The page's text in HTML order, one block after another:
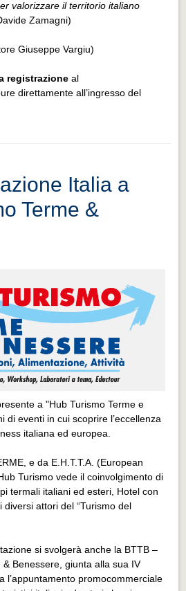
valorizzare il territorio italiano
Zamagni)
Giuseppe Vargiu)
registrazione al
direttamente all’ingresso del
Italia a
Terme &
a "Hub Turismo Terme e
di eventi in cui scoprire l’eccellenza
italiana ed europea.
e da E.H.T.T.A. (European
Turismo vede il coinvolgimento di
termali italiani ed esteri, Hotel con
attori del “Turismo del
si svolgerà anche la BTTB –
Benessere, giunta alla sua IV
l’appuntamento promocommerciale